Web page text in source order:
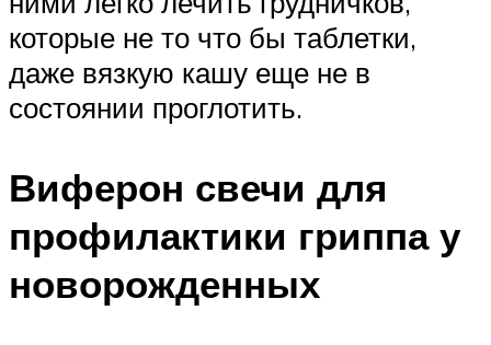
которые не то что бы таблетки,
даже вязкую кашу еще не в
состоянии проглотить.
Виферон свечи для
профилактики гриппа у
новорожденных